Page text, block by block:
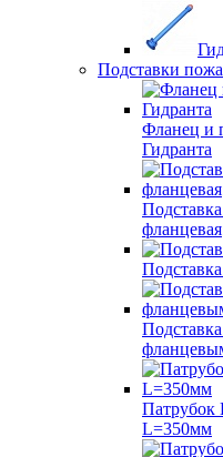
Подставки
Фланец и
Гидранта
фланцевая
Патрубок
L=350мм